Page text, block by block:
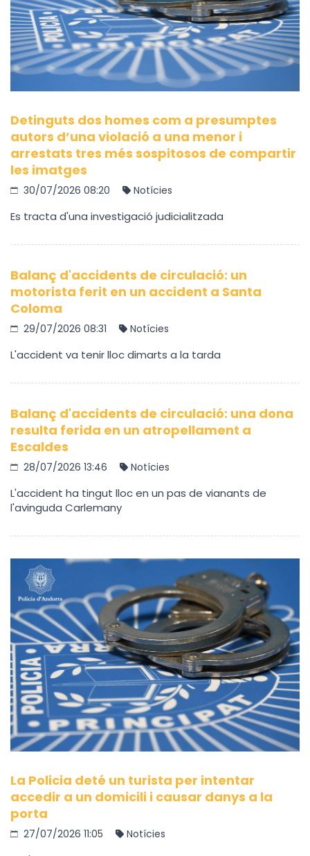
Detinguts dos homes com a presumptes
autors d’una violació a una menor i
arrestats tres més sospitosos de compartir
les imatges
30/07/2026 08:20 Notícies
Es tracta d'una investigació judicialitzada
Balanç d'accidents de circulació: un
motorista ferit en un accident a Santa
Coloma
29/07/2026 08:31 Notícies
L'accident va tenir lloc dimarts a la tarda
Balanç d'accidents de circulació: una dona
resulta ferida en un atropellament a
Escaldes
28/07/2026 13:46 Notícies
L'accident ha tingut lloc en un pas de vianants de
l'avinguda Carlemany
La Policia deté un turista per intentar
accedir a un domicili i causar danys a la
porta
27/07/2026 11:05 Notícies